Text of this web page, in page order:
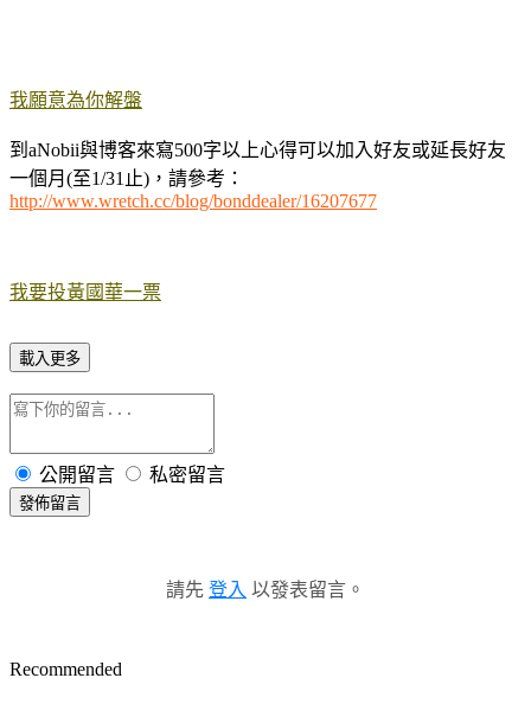
我願意為你解盤
到aNobii與博客來寫500字以上心得可以加入好友或延長好友
一個月(至1/31止)，請參考：
http://www.wretch.cc/blog/bonddealer/16207677
我要投黃國華一票
載入更多
公開留言 私密留言
發佈留言
請先 登入 以發表留言。
Recommended